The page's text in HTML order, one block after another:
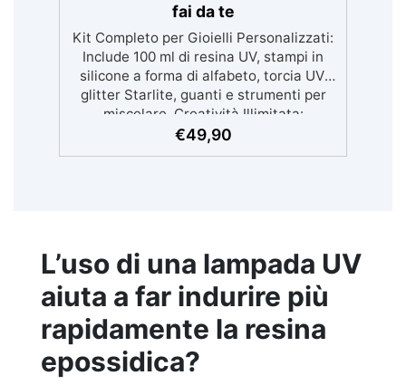
fai da te
Kit Completo per Gioielli Personalizzati:
Include 100 ml di resina UV, stampi in
silicone a forma di alfabeto, torcia UV,
glitter Starlite, guanti e strumenti per
miscelare. Creatività Illimitata:
Sperimenta con fiori secchi, glitter e
regalo originale per chi ama i gioielli fatti
a mano. Guida Dettagliata: Una guida
passo-passo che ti aiuterà a realizzare
pezzi unici in modo semplice e
divertente.
€49,90
L’uso di una lampada UV
aiuta a far indurire più
rapidamente la resina
epossidica?